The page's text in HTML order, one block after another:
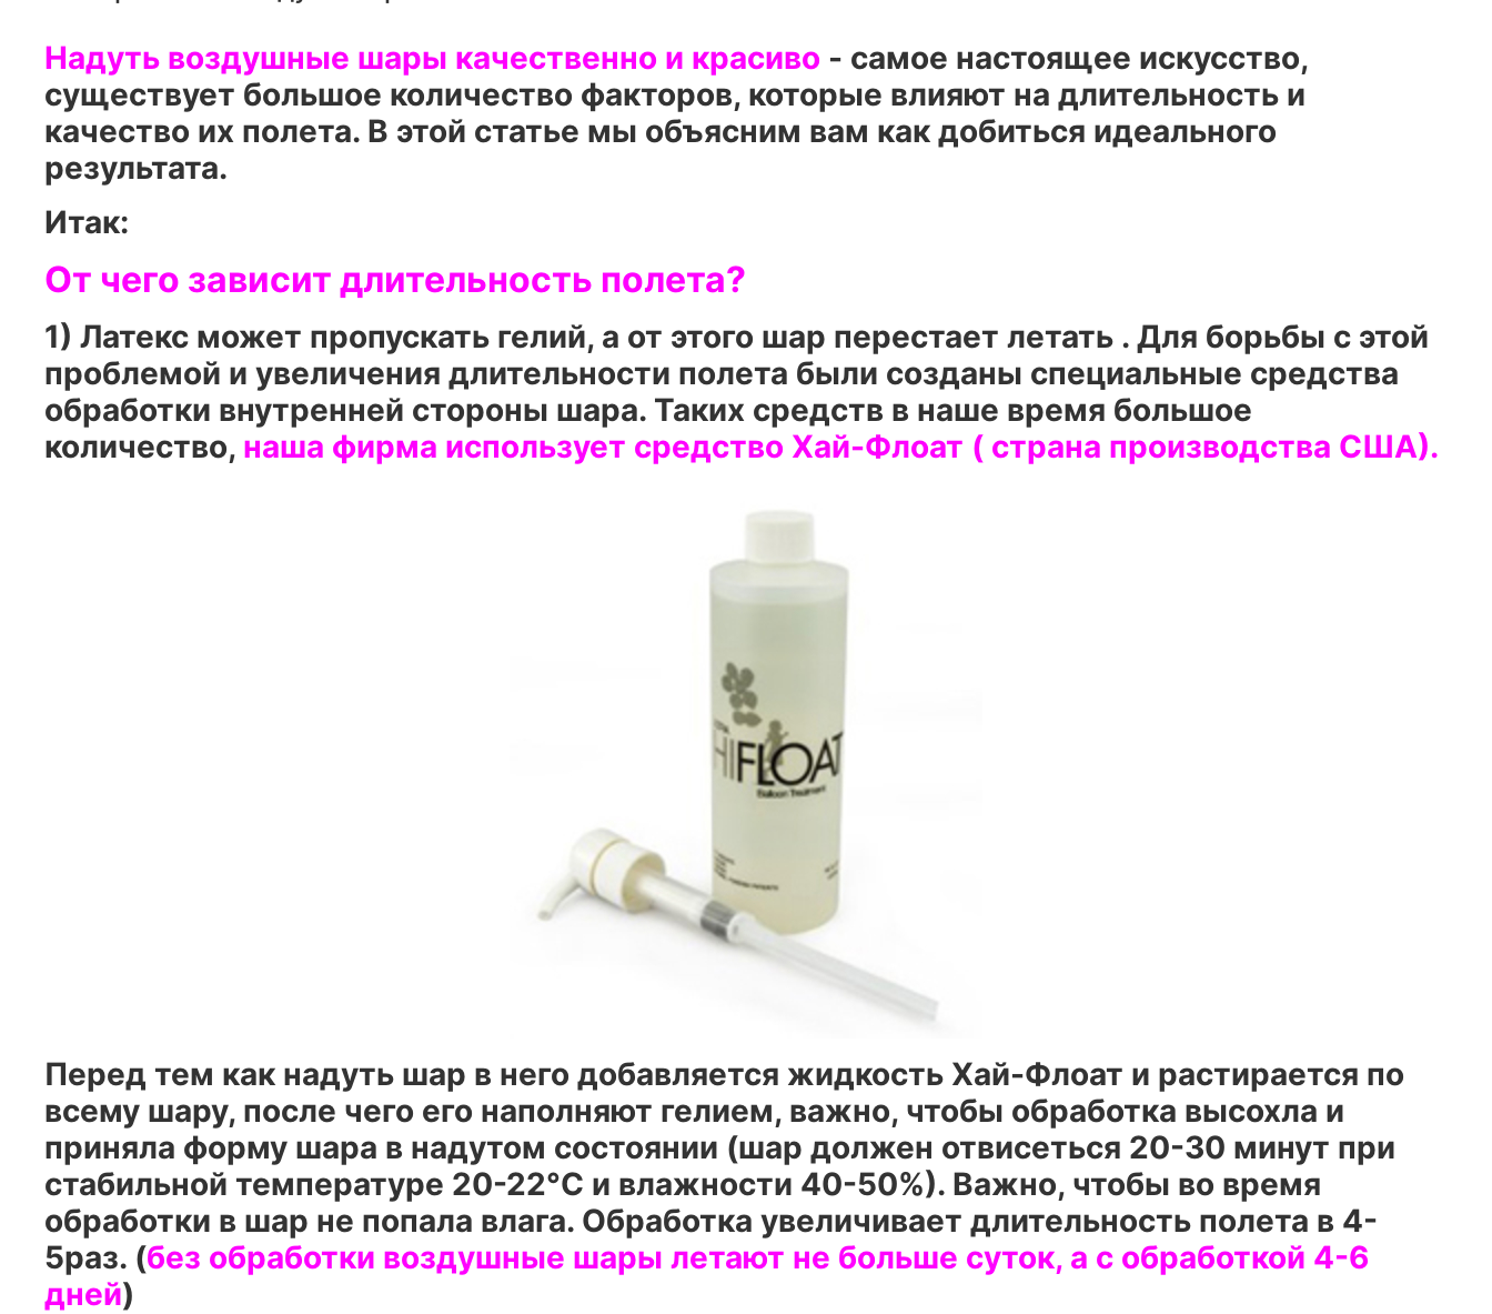
Надуть воздушные шары качественно и красиво - самое настоящее искусство,
существует большое количество факторов, которые влияют на длительность и
качество их полета. В этой статье мы объясним вам как добиться идеального
результата.
Итак:
От чего зависит длительность полета?
1) Латекс может пропускать гелий, а от этого шар перестает летать . Для борьбы с этой
проблемой и увеличения длительности полета были созданы специальные средства
обработки внутренней стороны шара. Таких средств в наше время большое
количество, наша фирма использует средство Хай-Флоат ( страна производства США).
Перед тем как надуть шар в него добавляется жидкость Хай-Флоат и растирается по
всему шару, после чего его наполняют гелием, важно, чтобы обработка высохла и
приняла форму шара в надутом состоянии (шар должен отвисеться 20-30 минут при
стабильной температуре 20-22°C и влажности 40-50%). Важно, чтобы во время
обработки в шар не попала влага. Обработка увеличивает длительность полета в 4-
5раз. (без обработки воздушные шары летают не больше суток, а с обработкой 4-6
дней)